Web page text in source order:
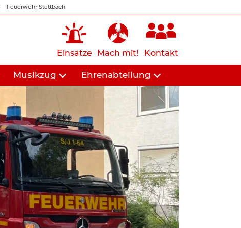
Feuerwehr Stettbach
Einsätze Mach mit! Kontakt
Musikzug Ehrenabteilung